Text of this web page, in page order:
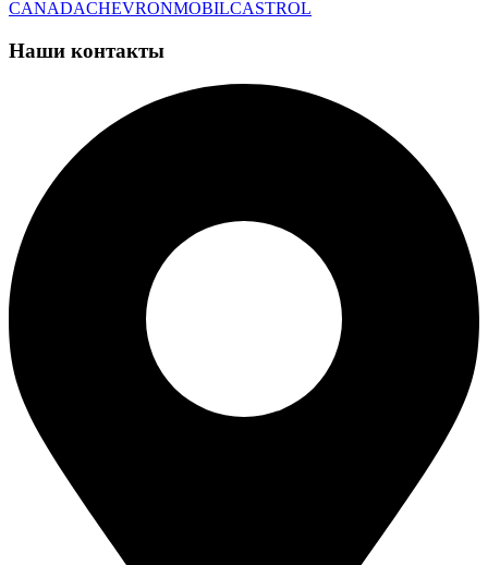
CANADACHEVRONMOBILCASTROL
Наши контакты